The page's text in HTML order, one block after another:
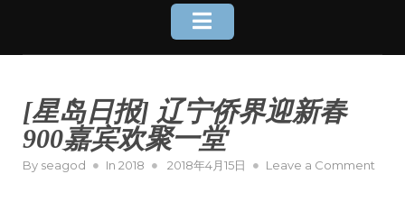
[星岛日报] 辽宁侨界迎新春
900嘉宾欢聚一堂
By seagod In 2018
Posted
2018年4月15日 Leave a Comment